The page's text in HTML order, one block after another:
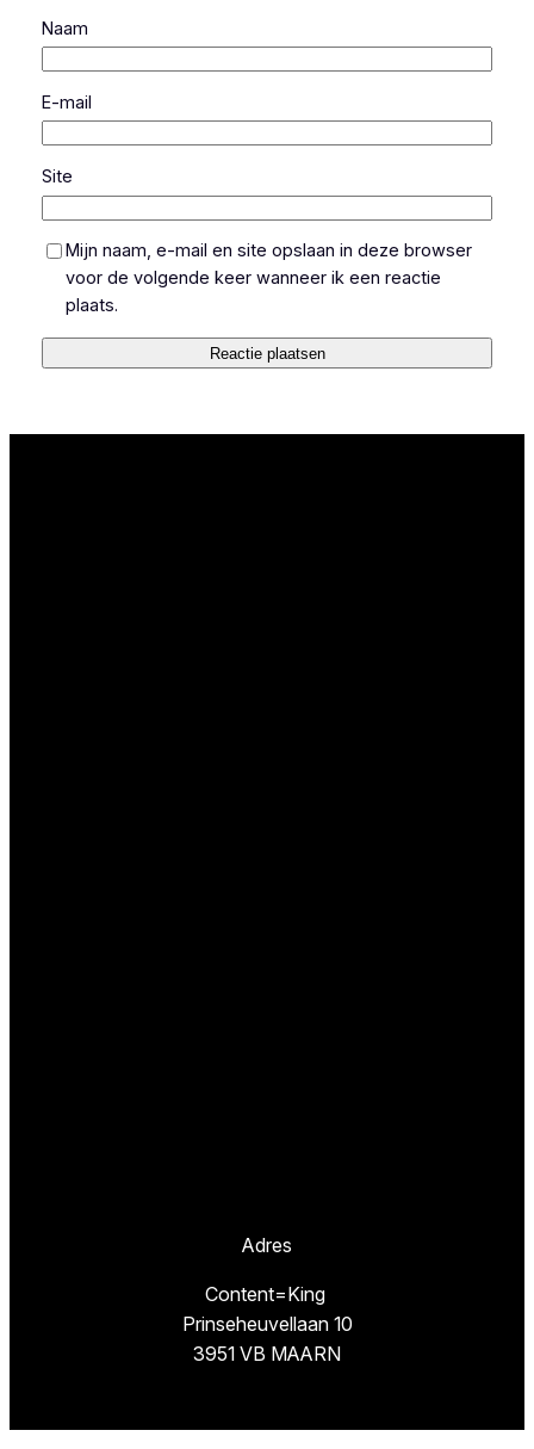
Naam
E-mail
Site
Mijn naam, e-mail en site opslaan in deze browser
voor de volgende keer wanneer ik een reactie
plaats.
Adres
Content=King
Prinseheuvellaan 10
3951 VB MAARN